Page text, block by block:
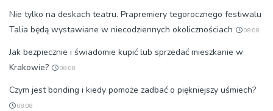
Nie tylko na deskach teatru. Prapremiery tegorocznego festiwalu
Talia będą wystawiane w niecodziennych okolicznościach
08:08
Jak bezpiecznie i świadomie kupić lub sprzedać mieszkanie w
Krakowie?
08:08
Czym jest bonding i kiedy pomoże zadbać o piękniejszy uśmiech?
08:08